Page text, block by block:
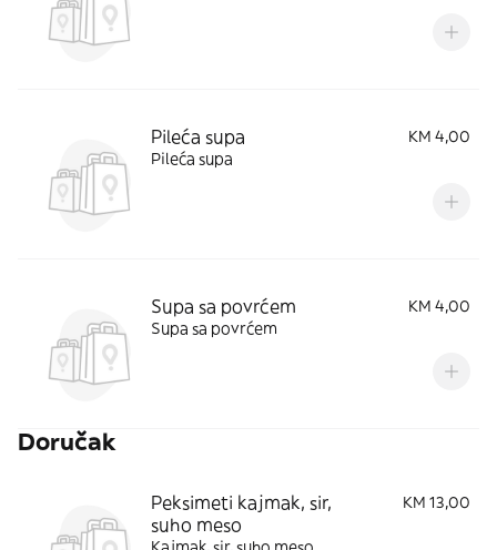
Pileća supa
KM 4,00
Pileća supa
Supa sa povrćem
KM 4,00
Supa sa povrćem
Doručak
Peksimeti kajmak, sir,
suho meso
KM 13,00